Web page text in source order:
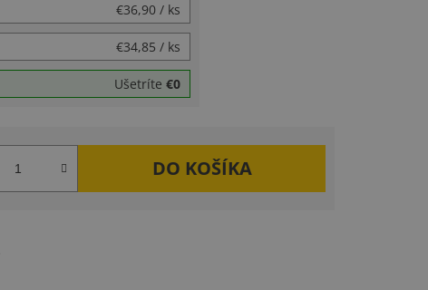
€36,90 / ks
€34,85 / ks
Ušetríte €0
DO KOŠÍKA